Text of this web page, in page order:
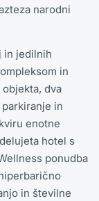
narodni
in jedilnih
in
dva
in
enotne
hotel s
ponudba
in številne